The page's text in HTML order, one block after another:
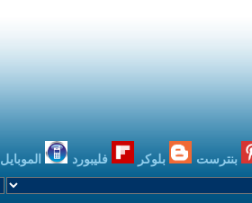
بنترست بلوكر فليبورد الموبايل